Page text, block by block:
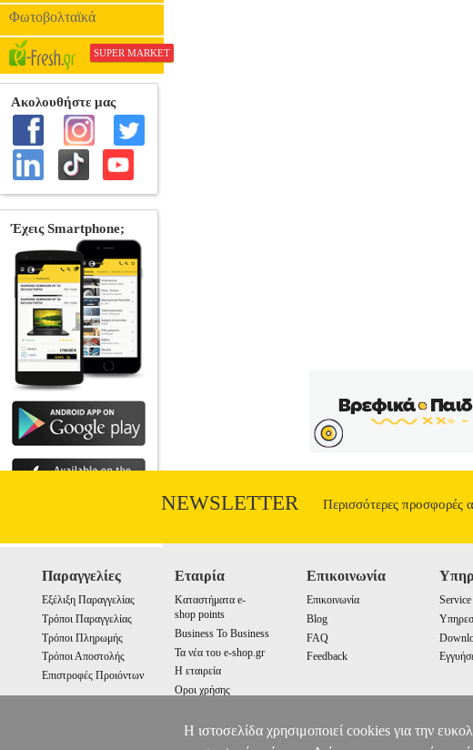
Φωτοβολταϊκά
SUPER MARKET
NEWSLETTER Περισσότερες προσφορές
Παραγγελίες
Εξέλιξη Παραγγελίας
Τρόποι Παραγγελίας
Τρόποι Πληρωμής
Τρόποι Αποστολής
Επιστροφές Προιόντων
Εταιρία
Καταστήματα e-
shop points
Business To Business
Τα νέα του e-shop.gr
Η εταιρεία
Οροι χρήσης
Επικοινωνία
Επικοινωνία
Blog
FAQ
Feedback
Service
Η ιστοσελίδα χρησιμοποιεί cookies για την